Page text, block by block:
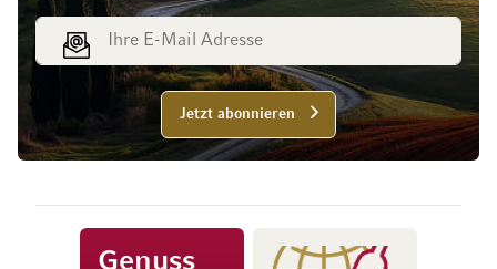
E-Mail Adresse
Jetzt abonnieren
Genuss